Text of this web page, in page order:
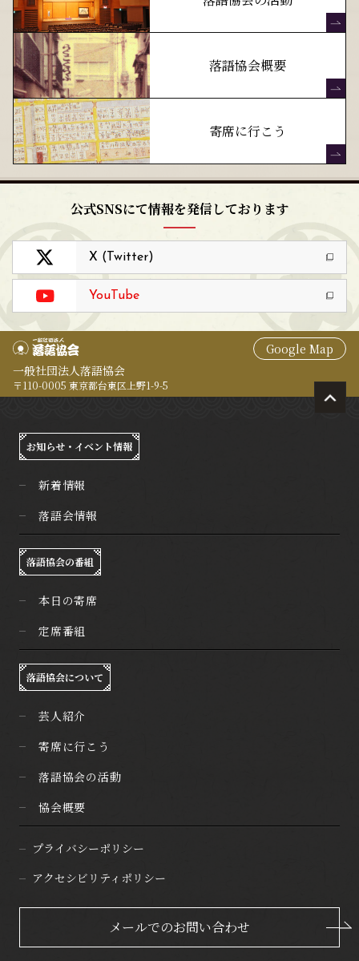
落語協会概要
寄席に行こう
公式SNSにて情報を発信しております
X (Twitter)
YouTube
Google Map
一般社団法人落語協会
〒110-0005 東京都台東区上野1-9-5
お知らせ・イベント情報
新着情報
落語会情報
落語協会の番組
本日の寄席
定席番組
落語協会について
芸人紹介
寄席に行こう
落語協会の活動
協会概要
プライバシーポリシー
アクセシビリティポリシー
メールでのお問い合わせ